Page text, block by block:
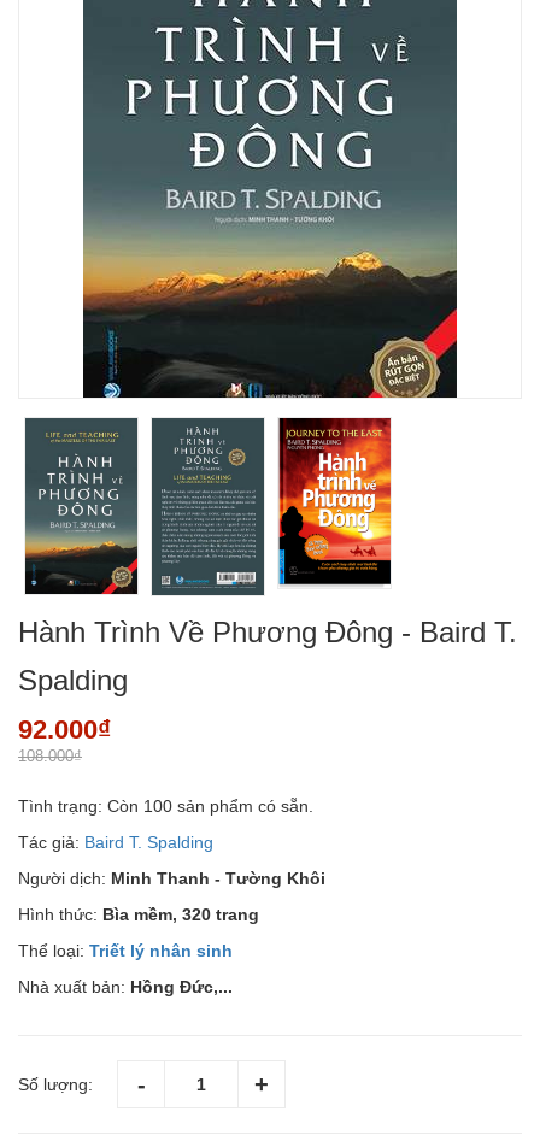
Hành Trình Về Phương Đông - Baird T.
Spalding
92.000₫
108.000₫
Tình trạng: Còn 100 sản phẩm có sẵn.
Tác giả: Baird T. Spalding
Người dịch: Minh Thanh - Tường Khôi
Hình thức: Bìa mềm, 320 trang
Thể loại: Triết lý nhân sinh
Nhà xuất bản: Hồng Đức,...
Số lượng: